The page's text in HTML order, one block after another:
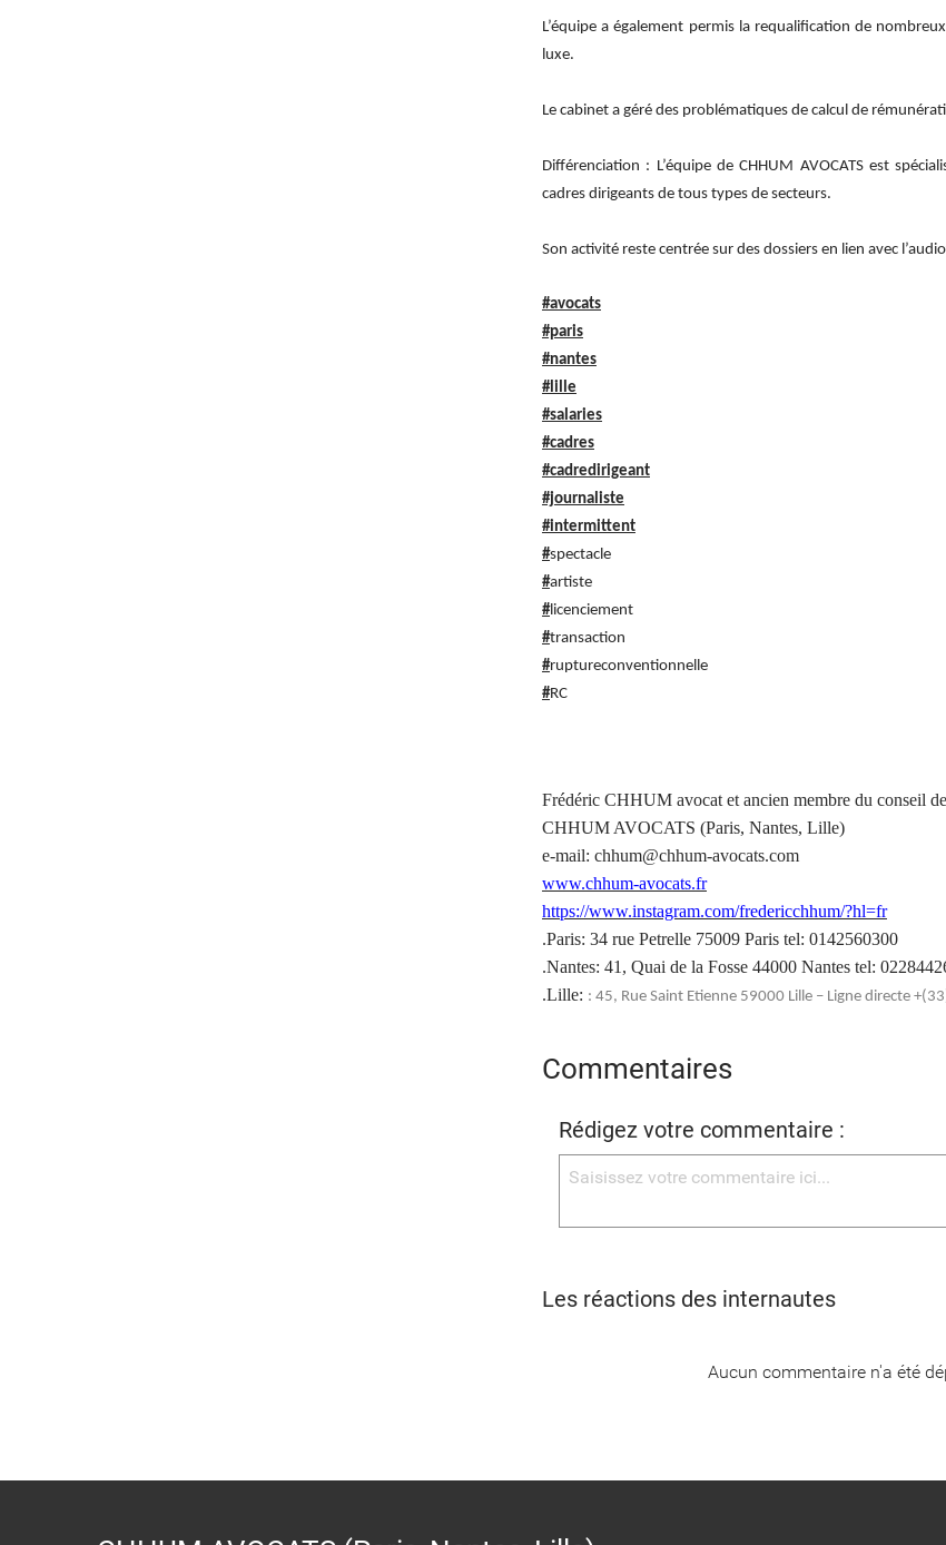
L’équipe a également permis la requalification de
luxe.
Le cabinet a géré des problématiques de calcul de
Différenciation : L’équipe de CHHUM AVOCATS est
cadres dirigeants de tous types de secteurs.
Son activité reste centrée sur des dossiers en lien avec
#avocats
#paris
#nantes
#lille
#salaries
#cadres
#cadredirigeant
#journaliste
#intermittent
#spectacle
#artiste
#licenciement
#transaction
#ruptureconventionnelle
#RC
Frédéric CHHUM avocat et ancien membre du conseil
CHHUM AVOCATS (Paris, Nantes, Lille)
e-mail: chhum@chhum-avocats.com
www.chhum-avocats.fr
https://www.instagram.com/fredericchhum/?hl=fr
.Paris: 34 rue Petrelle 75009 Paris tel: 0142560300
.Nantes: 41, Quai de la Fosse 44000 Nantes tel:
.Lille: : 45, Rue Saint Etienne 59000 Lille – Ligne directe
Commentaires
Rédigez votre commentaire :
Les réactions des internautes
Aucun commentaire n'a été